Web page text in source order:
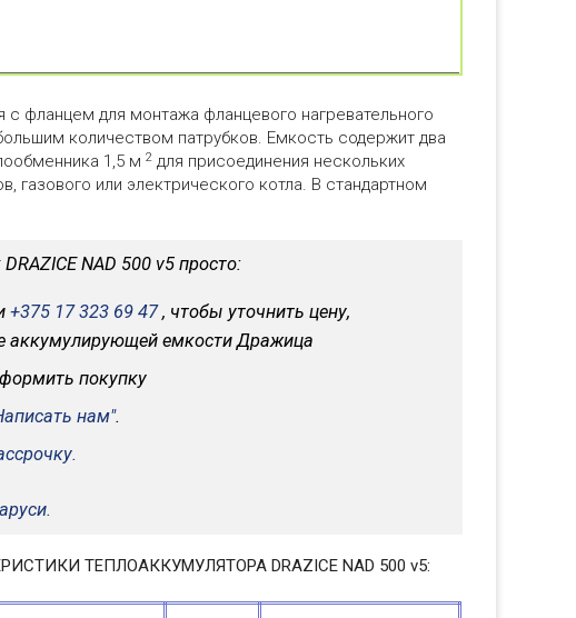
с фланцем для монтажа фланцевого нагревательного
количеством патрубков. Емкость содержит два
1,5 м2 для присоединения нескольких
газового или электрического котла. В стандартном
NAD 500 v5 просто:
+375 17 323 69 47, чтобы уточнить цену,
аккумулирующей емкости Дражица
покупку
нам".
ТЕПЛОАККУМУЛЯТОРА DRAZICE NAD 500 v5: